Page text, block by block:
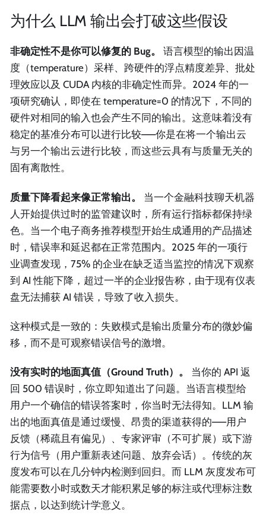
为什么 LLM 输出会打破这些假设
非确定性不是你可以修复的 Bug。
语言模型的输出因温
度（temperature）采样、跨硬件的浮点精度差异、批处
理效应以及 CUDA 内核的非确定性而异。2024 年的一
项研究确认，即使在 temperature=0 的情况下，不同的
硬件对相同的输入也会产生不同的输出。这意味着没有
稳定的基准分布可以进行比较——你是在将一个输出云
与另一个输出云进行比较，而这些云具有与质量无关的
固有离散性。
质量下降看起来像正常输出。
当一个金融科技聊天机器
人开始提供过时的监管建议时，所有运行指标都保持绿
色。当一个电子商务推荐模型开始生成通用的产品描述
时，错误率和延迟都在正常范围内。2025 年的一项行
业调查发现，75% 的企业在缺乏适当监控的情况下观察
到 AI 性能下降，超过一半的企业报告称，由于现有仪表
盘无法捕获 AI 错误，导致了收入损失。
这种模式是一致的：失败模式是输出质量分布的微妙偏
移，而不是可观察错误信号的激增。
没有实时的地面真值（Ground Truth）。
当你的 API 返
回 500 错误时，你立即知道出了问题。当语言模型给
用户一个确信的错误答案时，你当时无法得知。LLM 输
出的地面真值是通过缓慢、昂贵的渠道获得的——用户
反馈（稀疏且有偏见）、专家评审（不可扩展）或下游
行为信号（用户重新表述问题、放弃会话）。传统的灰
度发布可以在几分钟内检测到回归。而 LLM 灰度发布可
能需要数小时或数天才能积累足够的标注或代理标注数
据点，以达到统计学意义。